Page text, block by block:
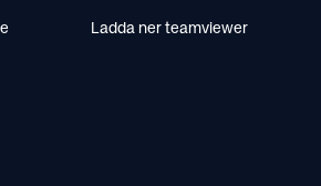
Ladda ner teamviewer